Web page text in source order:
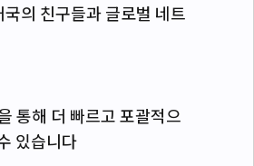
의 친구들과 글로벌 네트
통해 더 빠르고 포괄적으
있습니다